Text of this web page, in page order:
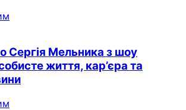
Сергія Мельника з шоу
життя, кар’єра та